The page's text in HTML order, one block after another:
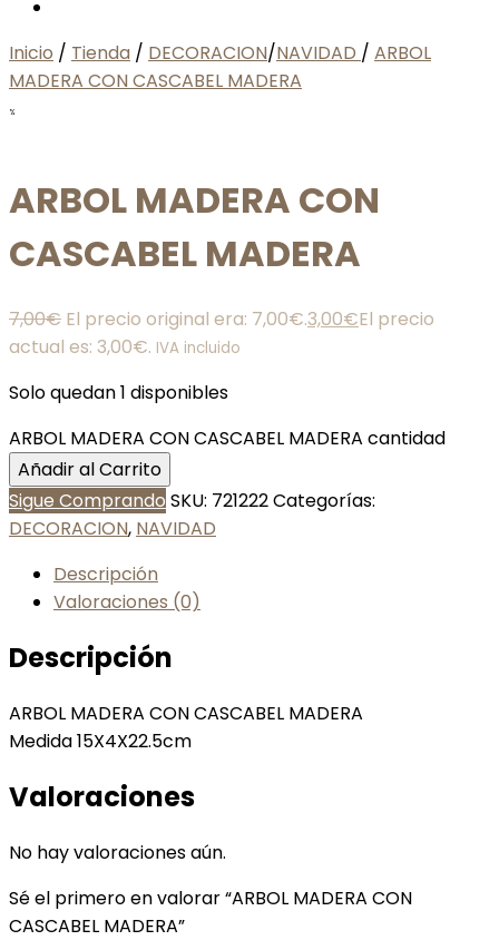
Inicio / Tienda / DECORACION/NAVIDAD / ARBOL
MADERA CON CASCABEL MADERA
%
ARBOL MADERA CON
CASCABEL MADERA
7,00€ El precio original era: 7,00€.3,00€El precio
actual es: 3,00€. IVA incluido
Solo quedan 1 disponibles
ARBOL MADERA CON CASCABEL MADERA cantidad
Añadir al Carrito
Sigue Comprando SKU: 721222Categorías:
DECORACION, NAVIDAD
Descripción
Valoraciones (0)
Descripción
ARBOL MADERA CON CASCABEL MADERA
Medida 15X4X22.5cm
Valoraciones
No hay valoraciones aún.
Sé el primero en valorar “ARBOL MADERA CON
CASCABEL MADERA”